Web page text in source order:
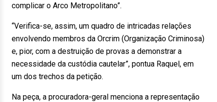
complicar o Arco Metropolitano”.
“Verifica-se, assim, um quadro de intricadas relações
envolvendo membros da Orcrim (Organização Criminosa)
e, pior, com a destruição de provas a demonstrar a
necessidade da custódia cautelar”, pontua Raquel, em
um dos trechos da petição.
Na peça, a procuradora-geral menciona a representação